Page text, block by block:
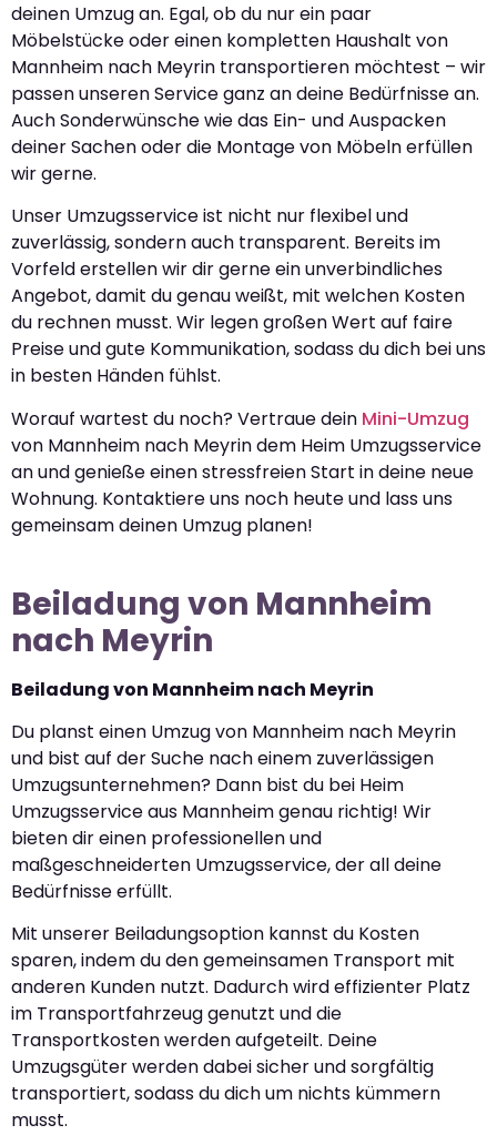
deinen Umzug an. Egal, ob du nur ein paar
Möbelstücke oder einen kompletten Haushalt von
Mannheim nach Meyrin transportieren möchtest – wir
passen unseren Service ganz an deine Bedürfnisse an.
Auch Sonderwünsche wie das Ein- und Auspacken
deiner Sachen oder die Montage von Möbeln erfüllen
wir gerne.
Unser Umzugsservice ist nicht nur flexibel und
zuverlässig, sondern auch transparent. Bereits im
Vorfeld erstellen wir dir gerne ein unverbindliches
Angebot, damit du genau weißt, mit welchen Kosten
du rechnen musst. Wir legen großen Wert auf faire
Preise und gute Kommunikation, sodass du dich bei uns
in besten Händen fühlst.
Worauf wartest du noch? Vertraue dein Mini-Umzug
von Mannheim nach Meyrin dem Heim Umzugsservice
an und genieße einen stressfreien Start in deine neue
Wohnung. Kontaktiere uns noch heute und lass uns
gemeinsam deinen Umzug planen!
Beiladung von Mannheim
nach Meyrin
Beiladung von Mannheim nach Meyrin
Du planst einen Umzug von Mannheim nach Meyrin
und bist auf der Suche nach einem zuverlässigen
Umzugsunternehmen? Dann bist du bei Heim
Umzugsservice aus Mannheim genau richtig! Wir
bieten dir einen professionellen und
maßgeschneiderten Umzugsservice, der all deine
Bedürfnisse erfüllt.
Mit unserer Beiladungsoption kannst du Kosten
sparen, indem du den gemeinsamen Transport mit
anderen Kunden nutzt. Dadurch wird effizienter Platz
im Transportfahrzeug genutzt und die
Transportkosten werden aufgeteilt. Deine
Umzugsgüter werden dabei sicher und sorgfältig
transportiert, sodass du dich um nichts kümmern
musst.